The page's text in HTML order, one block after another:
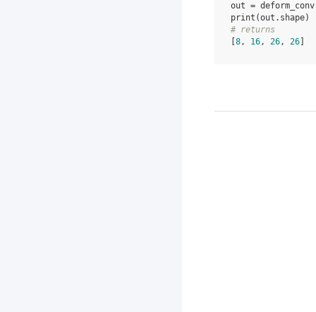
out = deform_conv
print (out . shape)
# returns
8, 16, 26, 26